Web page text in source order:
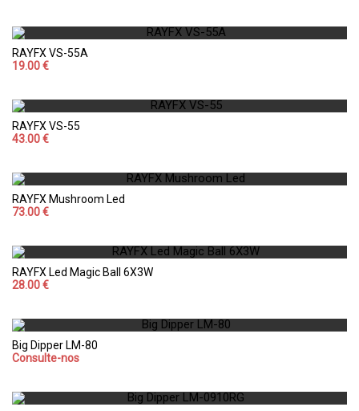
RAYFX VS-55A
19.00 €
RAYFX VS-55
43.00 €
RAYFX Mushroom Led
73.00 €
RAYFX Led Magic Ball 6X3W
28.00 €
Big Dipper LM-80
Consulte-nos